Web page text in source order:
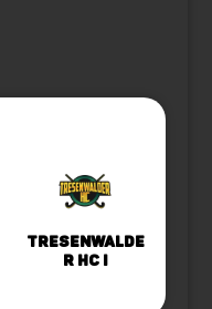
Tresenwalde
r HC I